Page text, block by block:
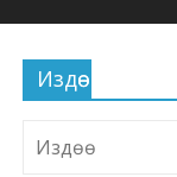
Издөө